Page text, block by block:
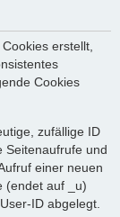
erstellt,
Cookies
zufällige ID
Seitenaufrufe und
einer neuen
(endet auf _u)
ID abgelegt.